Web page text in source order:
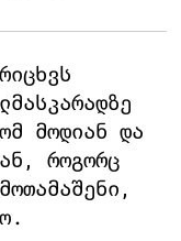
მოდიან და
როგორც